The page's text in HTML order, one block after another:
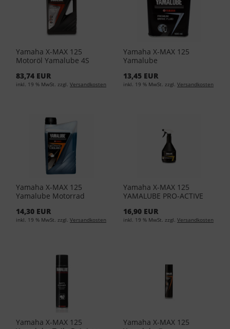
Yamaha X-MAX 125
Motoröl Yamalube 4S
04-04 (EUR 15,88/L)
83,74 EUR
inkl. 19 % MwSt. zzgl. Versandkosten
Yamaha X-MAX 125
Yamalube
YMD-65049-01-14 (EUR
17,90/L)
13,45 EUR
inkl. 19 % MwSt. zzgl. Versandkosten
Yamaha X-MAX 125
Yamalube Motorrad
YMD-65049-00-84 (EUR
11,50/L)
14,30 EUR
inkl. 19 % MwSt. zzgl. Versandkosten
Yamaha X-MAX 125
YAMALUBE PRO-ACTIVE
65049-00-21 (EUR 11,95/L)
16,90 EUR
inkl. 19 % MwSt. zzgl. Versandkosten
Yamaha X-MAX 125
Yamaha X-MAX 125